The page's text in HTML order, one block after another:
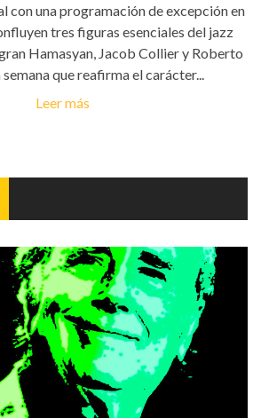
con una programación de excepción en
tres figuras esenciales del jazz
Hamasyan, Jacob Collier y Roberto
que reafirma el carácter...
Leer más